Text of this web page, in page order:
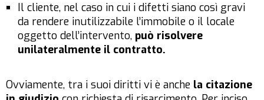
Il cliente, nel caso in cui i difetti siano così gravi
da rendere inutilizzabile l’immobile o il locale
oggetto dell’intervento, può risolvere
unilateralmente il contratto.
Ovviamente, tra i suoi diritti vi è anche la citazione